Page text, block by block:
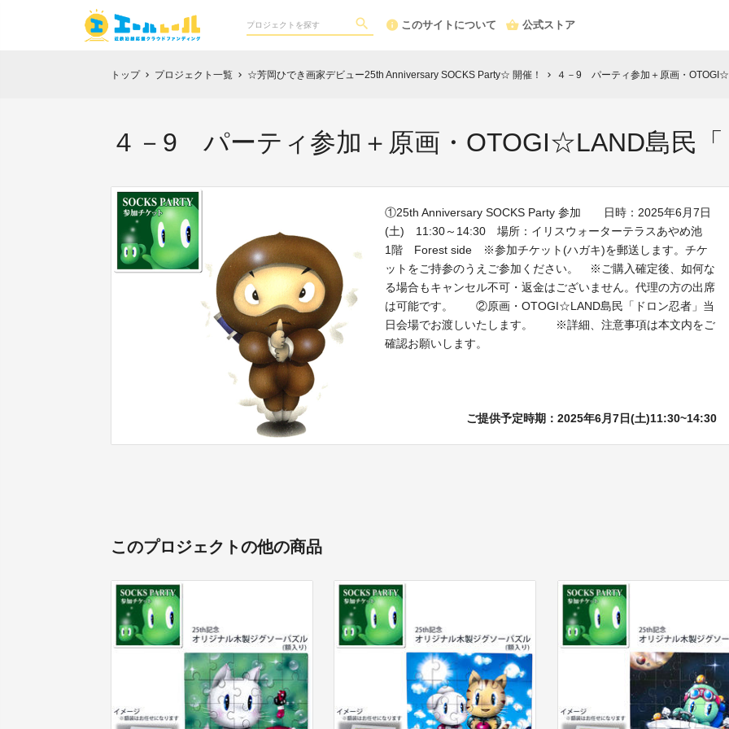
このサイトについて 公式ストア
トップ chevron_right プロジェクト一覧 chevron_right ☆芳岡ひでき画家デビュー25th Anniversary SOCKS Party☆ 開催！ chevron_right ４－9 パーティ参加＋原画・
４－9 パーティ参加＋原画・OTOGI☆LAND島民「
①25th Anniversary SOCKS Party 参加 日時：2025年6月7日
(土) 11:30～14:30 場所：イリスウォーターテラスあやめ池
1階 Forest side ※参加チケット(ハガキ)を郵送します。チケ
ットをご持参のうえご参加ください。 ※ご購入確定後、如何な
る場合もキャンセル不可・返金はございません。代理の方の出席
は可能です。 ②原画・OTOGI☆LAND島民「ドロン忍者」当
日会場でお渡しいたします。 ※詳細、注意事項は本文内をご
確認お願いします。
ご提供予定時期：2025年6月7日(土)11:30~14:30
このプロジェクトの他の商品